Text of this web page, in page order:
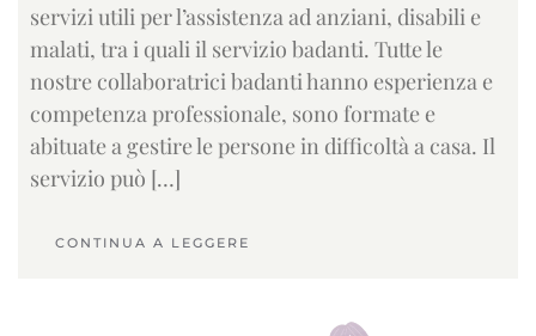
servizi utili per l’assistenza ad anziani, disabili e
malati, tra i quali il servizio badanti. Tutte le
nostre collaboratrici badanti hanno esperienza e
competenza professionale, sono formate e
abituate a gestire le persone in difficoltà a casa. Il
servizio può […]
CONTINUA A LEGGERE